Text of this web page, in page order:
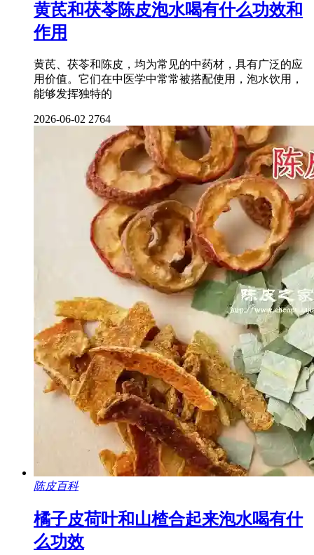
黄芪和茯苓陈皮泡水喝有什么功效和
作用
黄芪、茯苓和陈皮，均为常见的中药材，具有广泛的应
用价值。它们在中医学中常常被搭配使用，泡水饮用，
能够发挥独特的
2026-06-02 2764
陈皮百科
橘子皮荷叶和山楂合起来泡水喝有什
么功效